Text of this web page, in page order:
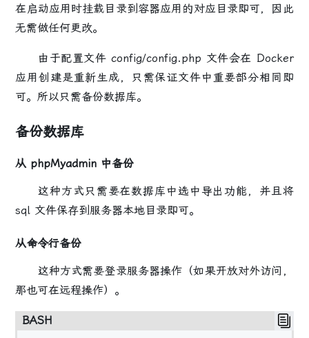
在启动应用时挂载目录到容器应用的对应目录即可，因此
无需做任何更改。
由于配置文件 config/config.php 文件会在 Docker
应用创建是重新生成，只需保证文件中重要部分相同即
可。所以只需备份数据库。
备份数据库
从 phpMyadmin 中备份
这种方式只需要在数据库中选中 导出功能，并且将
sql 文件保存到服务器本地目录即可。
从命令行备份
这种方式需要登录服务器操作（如果开放对外访问，
那也可在远程操作）。
BASH